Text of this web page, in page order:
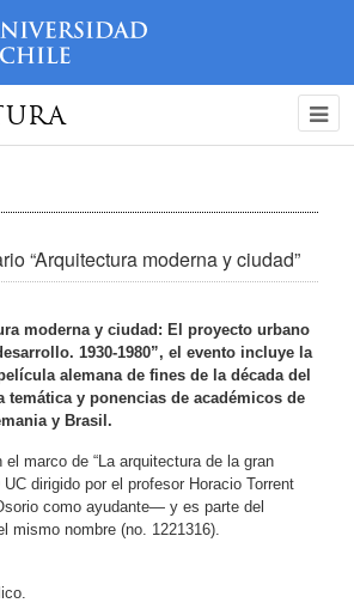
“Arquitectura moderna y ciudad”
moderna y ciudad: El proyecto urbano
1930-1980”, el evento incluye la
alemana de fines de la década del
temática y ponencias de académicos de
y Brasil.
el marco de “La arquitectura de la gran
dirigido por el profesor Horacio Torrent
como ayudante— y es parte del
mismo nombre (no. 1221316).